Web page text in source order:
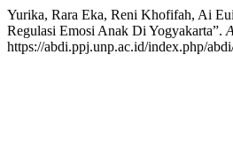
Yurika, Rara Eka, Reni Khofifah, Ai
Regulasi Emosi Anak Di Yogyakarta”.
https://abdi.ppj.unp.ac.id/index.php/